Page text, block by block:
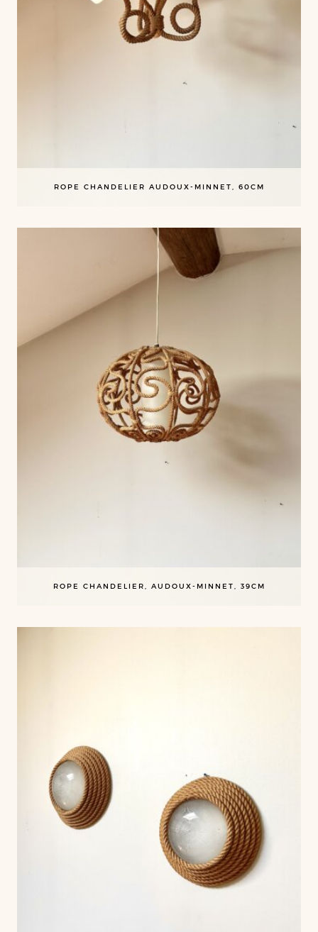
ROPE CHANDELIER AUDOUX-MINNET, 60CM
ROPE CHANDELIER, AUDOUX-MINNET, 39CM